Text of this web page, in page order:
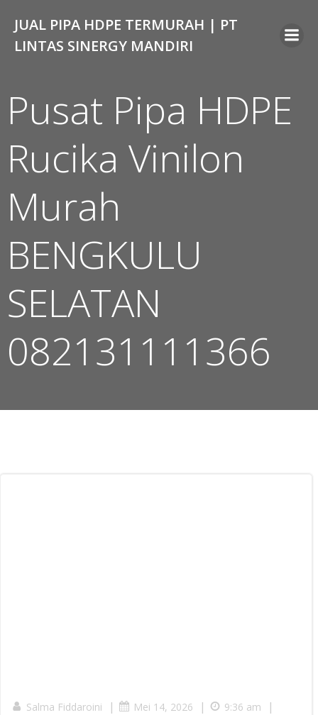
to
content
JUAL PIPA HDPE TERMURAH | PT
LINTAS SINERGY MANDIRI
Pusat Pipa HDPE
Rucika Vinilon
Murah
BENGKULU
SELATAN
082131111366
Salma Fiddaroini | Mei 14, 2026 | 9:36 am |